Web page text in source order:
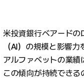
米投資銀行ベアードの
（AI）の規模と影響力
アルファベットの業績
この傾向が持続できる